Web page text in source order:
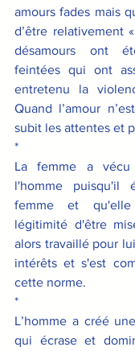
amours fades mais
d’être relativement
désamours ont
feintées qui ont
entretenu la
Quand l’amour
subit les attentes et
*
La femme a
l'homme puisqu'il
femme et
légitimité d'être
alors travaillé pour
intérêts et s'est
cette norme.
*
L’homme a créé
qui écrase et